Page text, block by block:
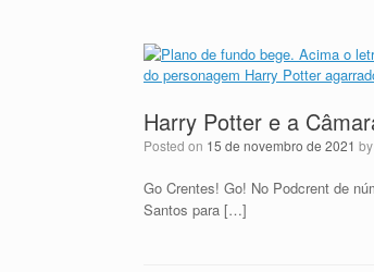
Harry Potter e a
Posted on 15 de novembro de 2021 by
Go Crentes! Go! No Podcrent de
Santos para […]